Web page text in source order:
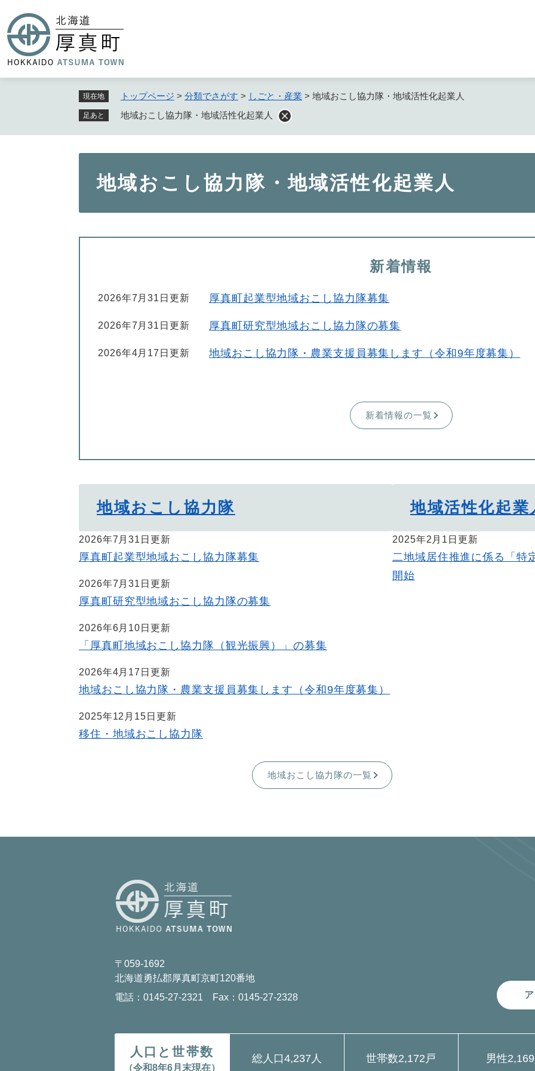
ジ
先
頭
現在地 トップページ > 分類でさがす > しごと・産業 > 地域おこし協力隊・地域活性化起業人
足あと 地域おこし協力隊・地域活性化起業人
地域おこし協力隊・地域活性化起業人
新着情報
2026年7月31日更新 厚真町起業型地域おこし協力隊募集
2026年7月31日更新 厚真町研究型地域おこし協力隊の募集
2026年4月17日更新 地域おこし協力隊・農業支援員募集します（令和9年度募集）
新着情報の一覧
地域おこし協力隊
2026年7月31日更新
厚真町起業型地域おこし協力隊募集
2026年7月31日更新
厚真町研究型地域おこし協力隊の募集
2026年6月10日更新
「厚真町地域おこし協力隊（観光振興）」の募集
2026年4月17日更新
地域おこし協力隊・農業支援員募集します（令和9年度募集）
2025年12月15日更新
移住・地域おこし協力隊
地域おこし協力隊の一覧
地域活性化起業
2025年2月1日更新
二地域居住推進に係る「特
開始
〒059-1692
北海道勇払郡厚真町京町120番地
電話：0145-27-2321 Fax：0145-27-2328
人口と世帯数
（令和8年6月末現在）
総人口4,237人 世帯数2,172戸 男性